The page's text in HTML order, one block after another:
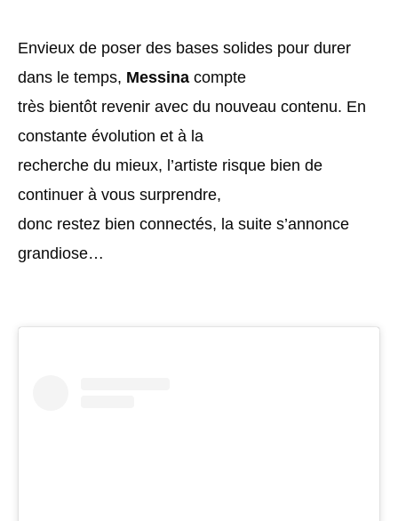
Envieux de poser des bases solides pour durer
dans le temps, Messina compte
très bientôt revenir avec du nouveau contenu. En
constante évolution et à la
recherche du mieux, l’artiste risque bien de
continuer à vous surprendre,
donc restez bien connectés, la suite s’annonce
grandiose…